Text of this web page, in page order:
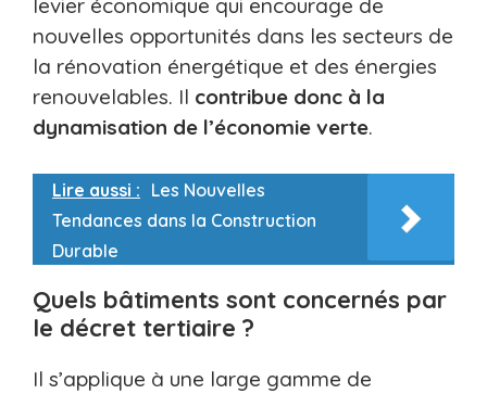
levier économique qui encourage de
nouvelles opportunités dans les secteurs de
la rénovation énergétique et des énergies
renouvelables. Il contribue donc à la
dynamisation de l’économie verte.
Lire aussi : Les Nouvelles
Tendances dans la Construction
Durable
Quels bâtiments sont concernés par
le décret tertiaire ?
Il s’applique à une large gamme de